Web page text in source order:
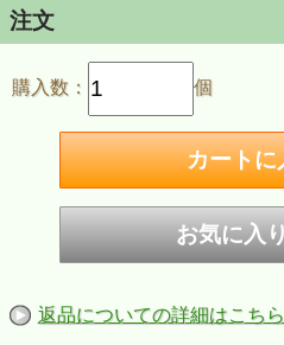
注文
購入数： 個
返品についての詳細はこちら